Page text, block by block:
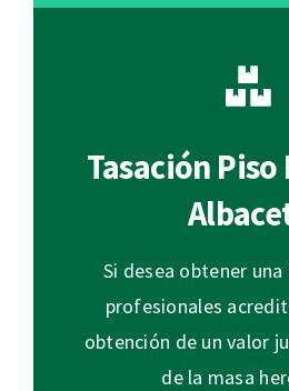
Tasación
Si desea obtener
profesionales
obtención de un valor
de la masa